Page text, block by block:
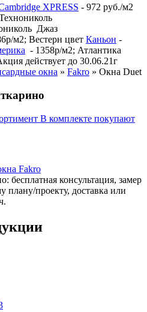
XPRESS - 972 руб./м2
Джаз
м2; Вестерн цвет Каньон -
- 1358р/м2; Атлантика
действует до 30.06.21г
окна » Fakro » Окна Duet
В комплекте покупают
Fakro
бесплатная консультация, замер
плану/проекту, доставка или